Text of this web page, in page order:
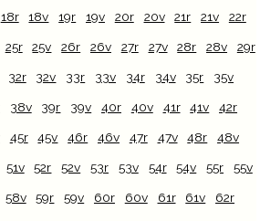
18r 18v 19r 19v 20r 20v 21r 21v 22r
25r 25v 26r 26v 27r 27v 28r 28v 29r
32r 32v 33r 33v 34r 34v 35r 35v
38v 39r 39v 40r 40v 41r 41v 42r
45r 45v 46r 46v 47r 47v 48r 48v
51v 52r 52v 53r 53v 54r 54v 55r 55v
58v 59r 59v 60r 60v 61r 61v 62r